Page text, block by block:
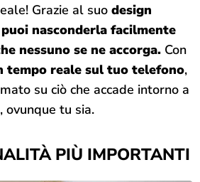
Grazie al suo design
puoi nasconderla facilmente
nessuno se ne accorga. Con
tempo reale sul tuo telefono,
su ciò che accade intorno a
ovunque tu sia.
PIÙ IMPORTANTI